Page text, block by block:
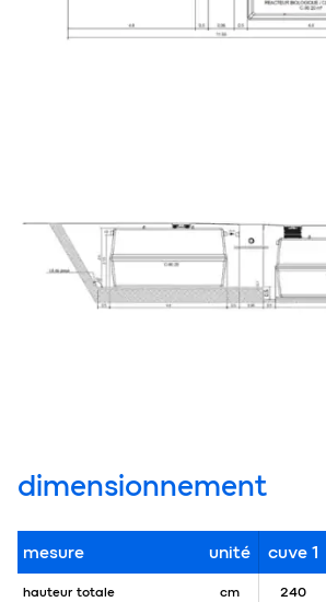
dimensionnement
mesure unité cuve 1
hauteur totale cm 240